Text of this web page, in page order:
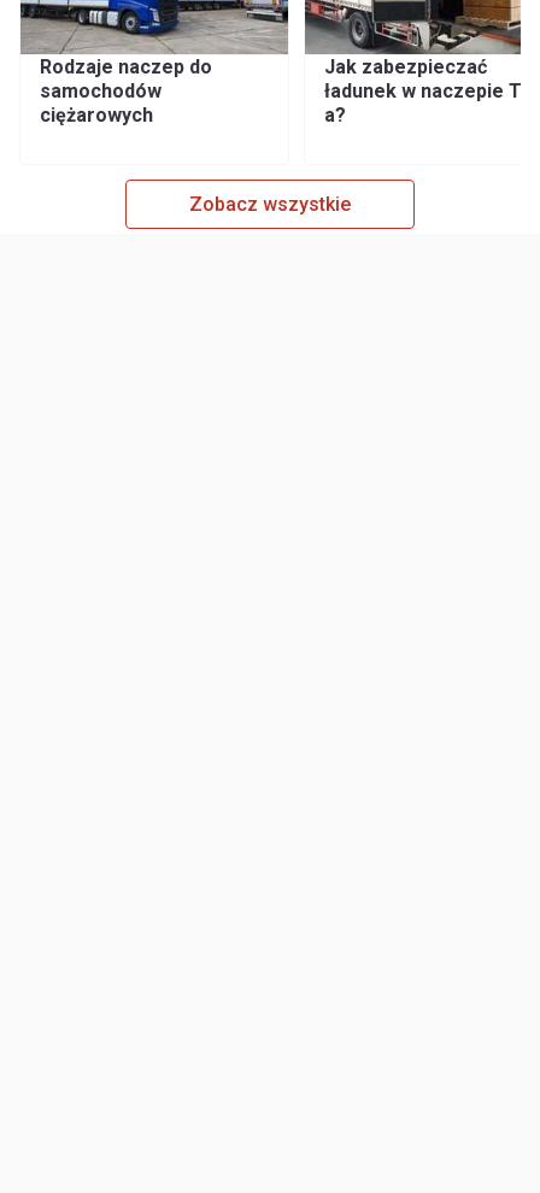
Rodzaje naczep do
samochodów
ciężarowych
Jak zabezpieczać
ładunek w naczepie
a?
Zobacz wszystkie